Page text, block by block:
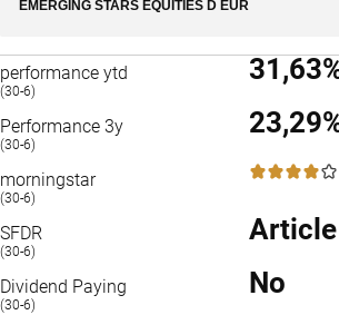
EMERGING STARS EQUITIES D EUR
performance ytd
(30-6)
Performance 3y
(30-6)
morningstar
(30-6)
4 / 5
SFDR
(30-6)
Dividend Paying
(30-6)
No